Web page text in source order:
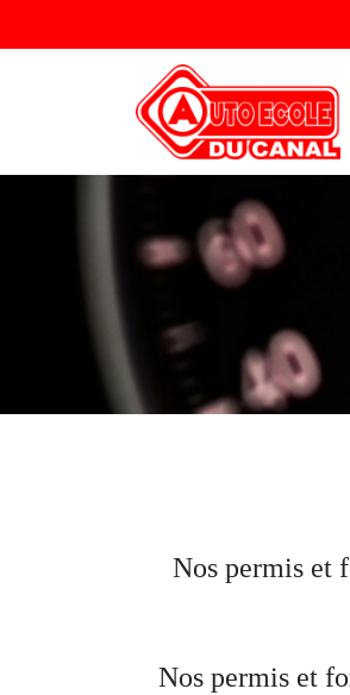
Nos permis et
Nos permis et